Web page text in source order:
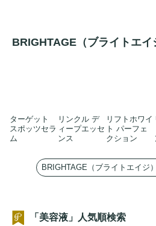
BRIGHTAGE（ブライトエイ
ターゲット
スポッツセラ
ム
リンクル デ
ィープエッセ
ンス
リフトホワイ
ト パーフェ
クション
BRIGHTAGE（ブライトエイジ
「美容液」人気順検索